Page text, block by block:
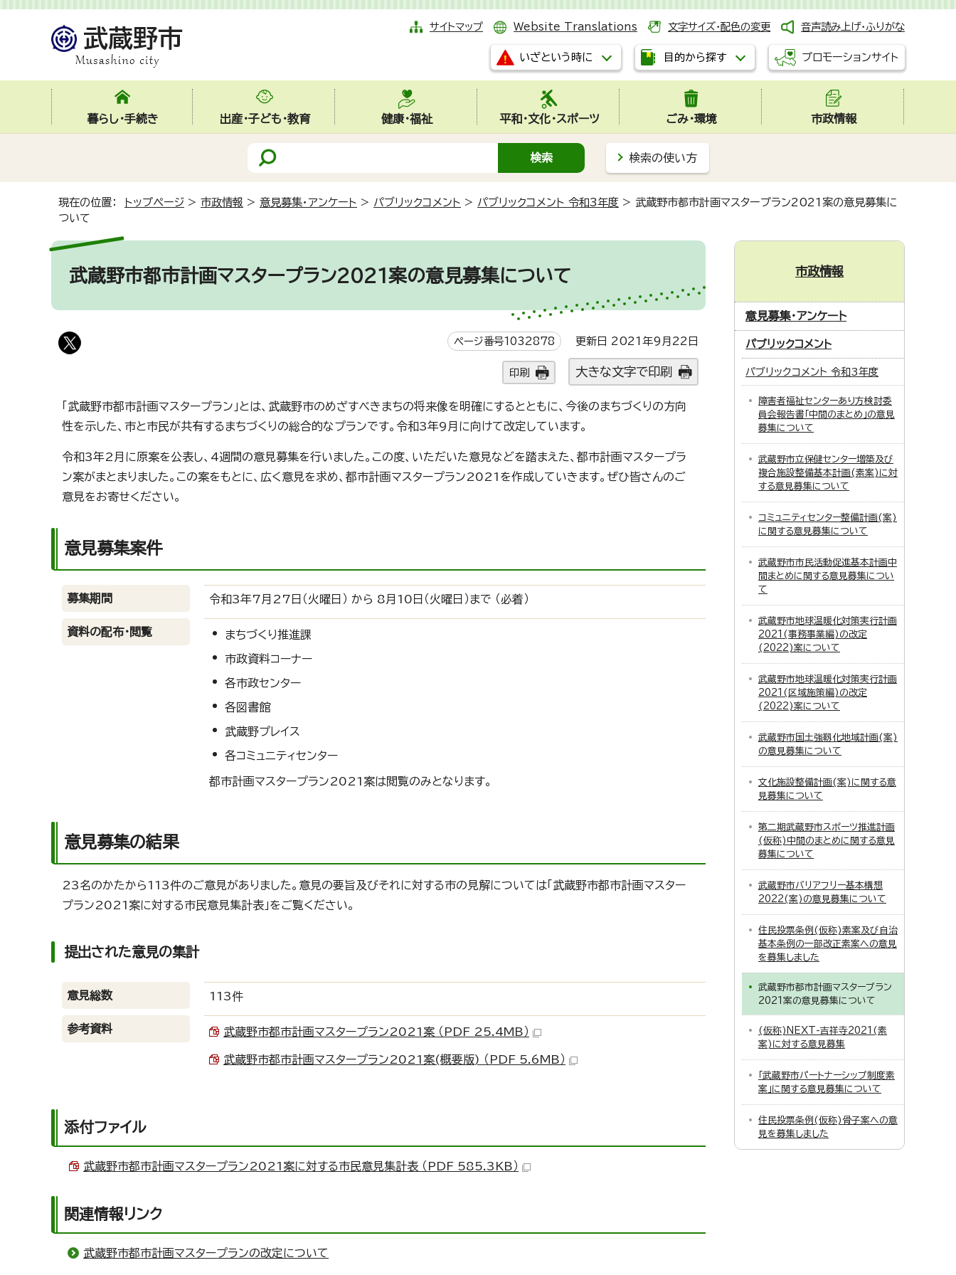
サイトマップ Website Translations 文字サイズ・配色の変更 音声読み上げ・ふりがな
いざという時に 目的から探す プロモーションサイト
暮らし・手続き 出産・子ども・教育 健康・福祉 平和・文化・スポーツ ごみ・環境 市政情報
検索の使い方
現在の位置： トップページ > 市政情報 > 意見募集・アンケート > パブリックコメント > パブリックコメント 令和3年度 > 武蔵野市都市計画マスタープラン2021案の意見募集に
ついて
武蔵野市都市計画マスタープラン2021案の意見募集について
ページ番号1032878 更新日 2021年9月22日
印刷 大きな文字で印刷
「武蔵野市都市計画マスタープラン」とは、武蔵野市のめざすべきまちの将来像を明確にするとともに、今後のまちづくりの方向
性を示した、市と市民が共有するまちづくりの総合的なプランです。令和3年9月に向けて改定しています。
令和3年2月に原案を公表し、4週間の意見募集を行いました。この度、いただいた意見などを踏まえた、都市計画マスタープラ
ン案がまとまりました。この案をもとに、広く意見を求め、都市計画マスタープラン2021を作成していきます。ぜひ皆さんのご
意見をお寄せください。
意見募集案件
募集期間 令和3年7月27日（火曜日） から 8月10日（火曜日）まで （必着）
資料の配布・閲覧 まちづくり推進課
市政資料コーナー
各市政センター
各図書館
武蔵野プレイス
各コミュニティセンター
都市計画マスタープラン2021案は閲覧のみとなります。
意見募集の結果
23名のかたから113件のご意見がありました。意見の要旨及びそれに対する市の見解については「武蔵野市都市計画マスター
プラン2021案に対する市民意見集計表」をご覧ください。
提出された意見の集計
意見総数 113件
参考資料 武蔵野市都市計画マスタープラン2021案 （PDF 25.4MB）
武蔵野市都市計画マスタープラン2021案(概要版) （PDF 5.6MB）
添付ファイル
武蔵野市都市計画マスタープラン2021案に対する市民意見集計表 （PDF 585.3KB）
関連情報リンク
武蔵野市都市計画マスタープランの改定について
市政情報
意見募集・アンケート
パブリックコメント
パブリックコメント 令和3年度
障害者福祉センターあり方検討委
員会報告書「中間のまとめ」の意見
募集について
武蔵野市立保健センター増築及び
複合施設整備基本計画(素案)に対
する意見募集について
コミュニティセンター整備計画(案)
に関する意見募集について
武蔵野市市民活動促進基本計画中
間まとめに関する意見募集につい
て
武蔵野市地球温暖化対策実行計画
2021(事務事業編)の改定
(2022)案について
武蔵野市地球温暖化対策実行計画
2021(区域施策編)の改定
(2022)案について
武蔵野市国土強靱化地域計画(案)
の意見募集について
文化施設整備計画(案)に関する意
見募集について
第二期武蔵野市スポーツ推進計画
(仮称)中間のまとめに関する意見
募集について
武蔵野市バリアフリー基本構想
2022(案)の意見募集について
住民投票条例(仮称)素案及び自治
基本条例の一部改正素案への意見
を募集しました
武蔵野市都市計画マスタープラン
2021案の意見募集について
(仮称)NEXT-吉祥寺2021(素
案)に対する意見募集
「武蔵野市パートナーシップ制度素
案」に関する意見募集について
住民投票条例(仮称)骨子案への意
見を募集しました